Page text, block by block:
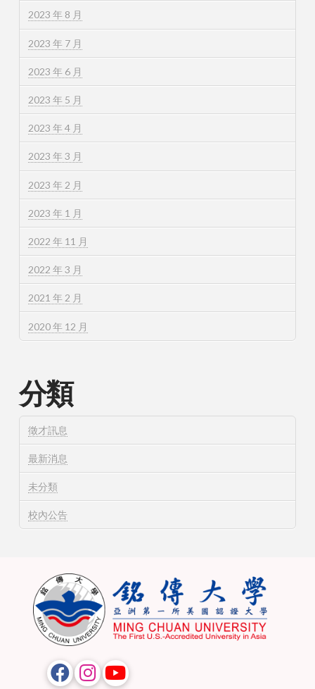
2023 年 8 月
2023 年 7 月
2023 年 6 月
2023 年 5 月
2023 年 4 月
2023 年 3 月
2023 年 2 月
2023 年 1 月
2022 年 11 月
2022 年 3 月
2021 年 2 月
2020 年 12 月
分類
徵才訊息
最新消息
未分類
校內公告